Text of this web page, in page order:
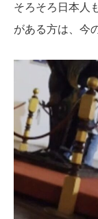
そろそろ日本人
がある方は、今